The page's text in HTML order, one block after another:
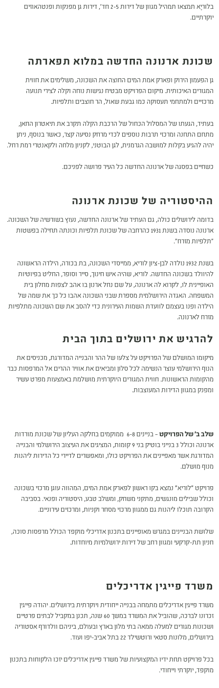
בלוּריָא תמצאו תמהיל מגוון של דירות 2-5 חד׳, דירות גן מפנקות ופנטהאוזים
יוקרתיים.
שכונת ארנונה החדשה במלוא תפארתה
גן הפעמון הירוק ופארק אמת המים החוצה את השכונה, משלימים את חווית
המגורים האיכותית. מיקום הפרויקט מבטיח נגישות נוחה וקלה לצירי תנועה
מרכזיים ולמתחמי תעסוקה כמו גבעת שאול, הר חוצבים ותלפיות.
בעתיד, הגעתו של המסלול הכחול של הרכבת הקלה תקרב את תיאטרון החאן,
מתחם התחנה ומרכזי תרבות נוספים לכדי מרחק נסיעה קצר, כאשר בנוסף, ניתן
יהיה להגיע בקלות למושבה הגרמנית, לגן הבוטני, לקניון מלחה ולקאנטרי רמת רחל.
כשחיים בפסגה של ארנונה החדשה כל העיר פרושה לפניכם.
ההיסטוריה של שכונת ארנונה
בדומה לירושלים כולה, גם העתיד של ארנונה החדשה, נעוץ בשורשיה של השכונה.
ארנונה נוסדה בשנת 1931 כהרחבה של שכונת תלפיות וכונתה תחילה בפשטות
״תלפיות מזרח״.
בשנת 1932 נולדה לבן-ציון לוריא, ממייסדי השכונה, בת בכורה, הילדה הראשונה
להיוולד בשכונה החדשה. לוריא, שהיה איש חינוך, סייר וסופר, החליט בפיוטיות
האופיינית לו, לקרוא לה ארנונה, על שם נחל ארנון בו אהב לצפות מחלון בית
המשפחה. האגדה הירושלמית מספרת שבני השכונה אהבו כל כך את שמה של
הילדה ופנו בעצמם לוועדת השמות העירונית כדי להסב את שם השכונה מתלפיות
מזרח לארנונה.
להרגיש את ירושלים בתוך הבית
מיקומו המושלם של הפרויקט על צלעו של ההר והבנייה המדורגת, מכניסים את
הנוף הירושלמי עוצר הנשימה לכל סלון ומביאים את אוויר ההרים אל המרפסות כבר
מהקומות הראשונות. חווית המגורים היוקרתית מושלמת באמצעות מפרט עשיר
ומפנק במגוון הדירות המעוצבות.
שלב ב' של הפרויקט
– בניינים 6-8 ממוקמים בחלקה העליון של שכונת מורדות
ארנונה וכולל 3 בנייני בוטיק בני 9 קומות, המציגים את העיצוב הירושלמי והבנייה
המדורגת אשר מאפיינים את הפרויקט כולו, ומאפשרים לדיירי כל הדירות ליהנות
מנוף מושלם.
פרויקט "לוריא" נמצא בקו ראשון לפארק אמת המים, המהווה עוגן מרכזי בשכונה
וכולל שבילים מונגשים, מתקני משחק, ומשלב טבע, היסטוריה ופנאי. בסביבה
הקרובה תוכלו ליהנות גם ממגוון מרכזי מסחר וקניות, ומרכזים עירוניים.
שלושת הבניינים במגרש מאופיינים בתכנון אדריכלי מוקפד הכולל מרפסות סוכה,
חניון תת-קרקעי ומגוון רחב של דירות ירושלמיות מיוחדות.
משרד פייגין אדריכלים
משרד פייגין אדריכלים מתמחה בבנייה ייחודית ויוקרתית בירושלים. יהודה פייגין
זכרונו לברכה, שהוביל את המשרד במשך 60 שנה, תכנן במקביל לבתים פרטיים
ושכונות מגורים למעלה ממאה בתי מלון בארץ ובעולם, ביניהם וולדורף אסטוריה
בירושלים, מלונות סטאי ורוטשילד 22 בתל אביב-יפו ועוד.
בכל פרויקט תחת ידיו המקצועיות של משרד פייגין אדריכלים יזכו הלקוחות בתכנון
מוקפד, יוקרתי וייחודי.